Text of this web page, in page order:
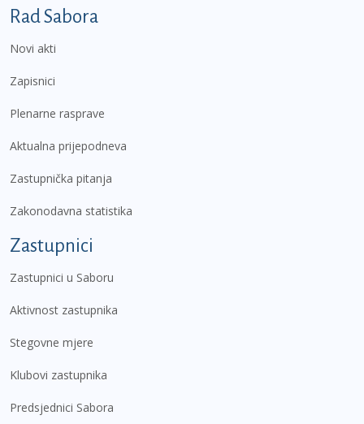
Podnožje prvi izbornik
Rad Sabora
Novi akti
Zapisnici
Plenarne rasprave
Aktualna prijepodneva
Zastupnička pitanja
Zakonodavna statistika
Zastupnici
Zastupnici u Saboru
Aktivnost zastupnika
Stegovne mjere
Klubovi zastupnika
Predsjednici Sabora